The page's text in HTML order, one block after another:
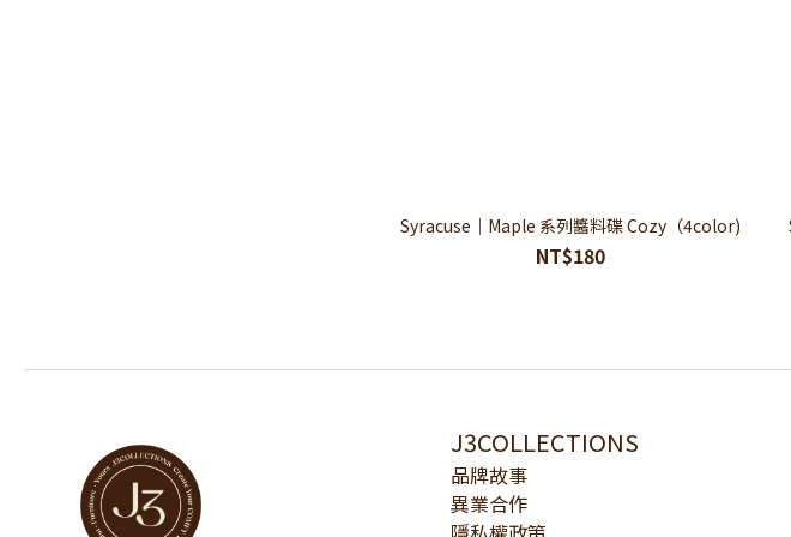
Syracuse｜Maple 系列醬料碟 Cozy（4color)
NT$180
J3COLLECTIONS
品牌故事
異業合作